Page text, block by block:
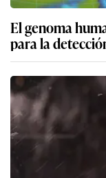
El genoma
para la